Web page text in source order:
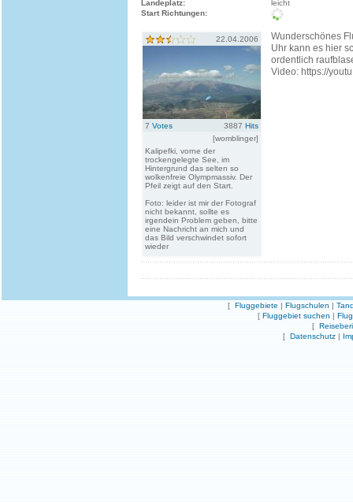
Landeplatz:
leicht
Start Richtungen:
22.04.2006
7 Votes 3887 Hits
[womblinger]
Kalipefki, vorne der
trockengelegte See, im
Hintergrund das selten so
wolkenfreie Olympmassiv. Der
Pfeil zeigt auf den Start.
Foto: leider ist mir der Fotograf
nicht bekannt, sollte es
irgendein Problem geben, bitte
eine Nachricht an mich und
das Bild verschwindet sofort
wieder
Wunderschönes
Uhr kann es hier
ordentlich
Video: https://
[ Fluggebiete | Flugschulen |
[ Fluggebiet suchen |
[
[ Datenschutz |